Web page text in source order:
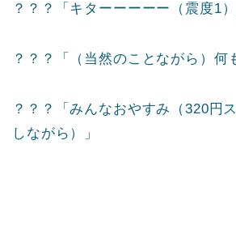
？？？「キターーーーー（震度1）
？？？「（当然のことながら）何
？？？「みんなおやすみ（320円
しながら）」